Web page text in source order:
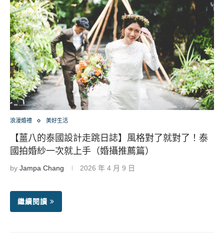
浪漫婚禮 美好生活
【薑八的泰國設計走跳日誌】風格對了就對了！泰
國拍婚紗一次就上手（婚攝推薦篇）
by Jampa Chang 2026 年 4 月 9 日
繼續閱讀